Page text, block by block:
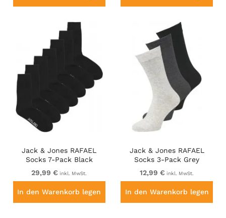
Jack & Jones RAFAEL
Socks 7-Pack Black
29,99 € inkl. MwSt.
In den Warenkorb legen
Jack & Jones RAFAEL
Socks 3-Pack Grey
12,99 € inkl. MwSt.
In den Warenkorb legen